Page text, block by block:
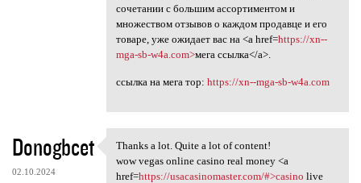
сочетании с большим ассортиментом и
множеством отзывов о каждом продавце и его
товаре, уже ожидает вас на <a href=https://xn--
mga-sb-w4a.com>мега ссылка</a>.
ссылка на мега тор: https://xn--mga-sb-w4a.com
Donogbcet
02.10.2024
Thanks a lot. Quite a lot of
Thanks a lot. Quite a lot of content!
wow vegas online casino real money <a
href=https://usacasinomaster.com/#>casino live